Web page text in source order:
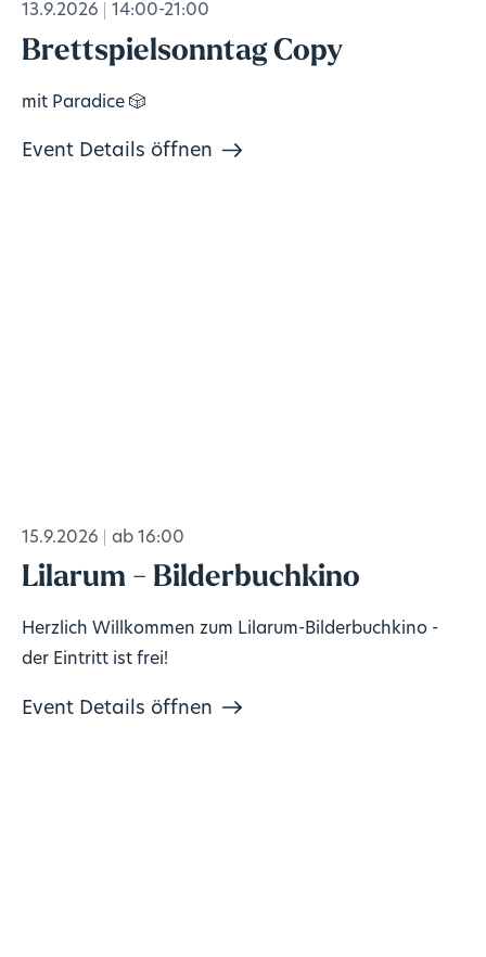
13.9.2026 14:00-21:00
Brettspielsonntag Copy
mit Paradice 🎲
Event Details öffnen
15.9.2026 ab 16:00
Lilarum - Bilderbuchkino
Herzlich Willkommen zum Lilarum-Bilderbuchkino -
der Eintritt ist frei!
Event Details öffnen